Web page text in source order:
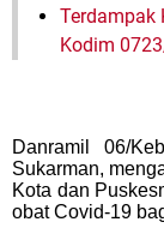
Terdampak
Kodim
Danramil 06/
Sukarman,
Kota dan
obat Covid-19